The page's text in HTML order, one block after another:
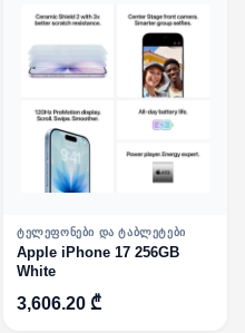
ᲢᲔᲚᲔᲤᲝᲜᲔᲑᲘ ᲓᲐ ᲢᲐᲑᲚᲔᲢᲔᲑᲘ
Apple iPhone 17 256GB
White
3,606.20 ₾